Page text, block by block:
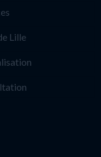
Lille